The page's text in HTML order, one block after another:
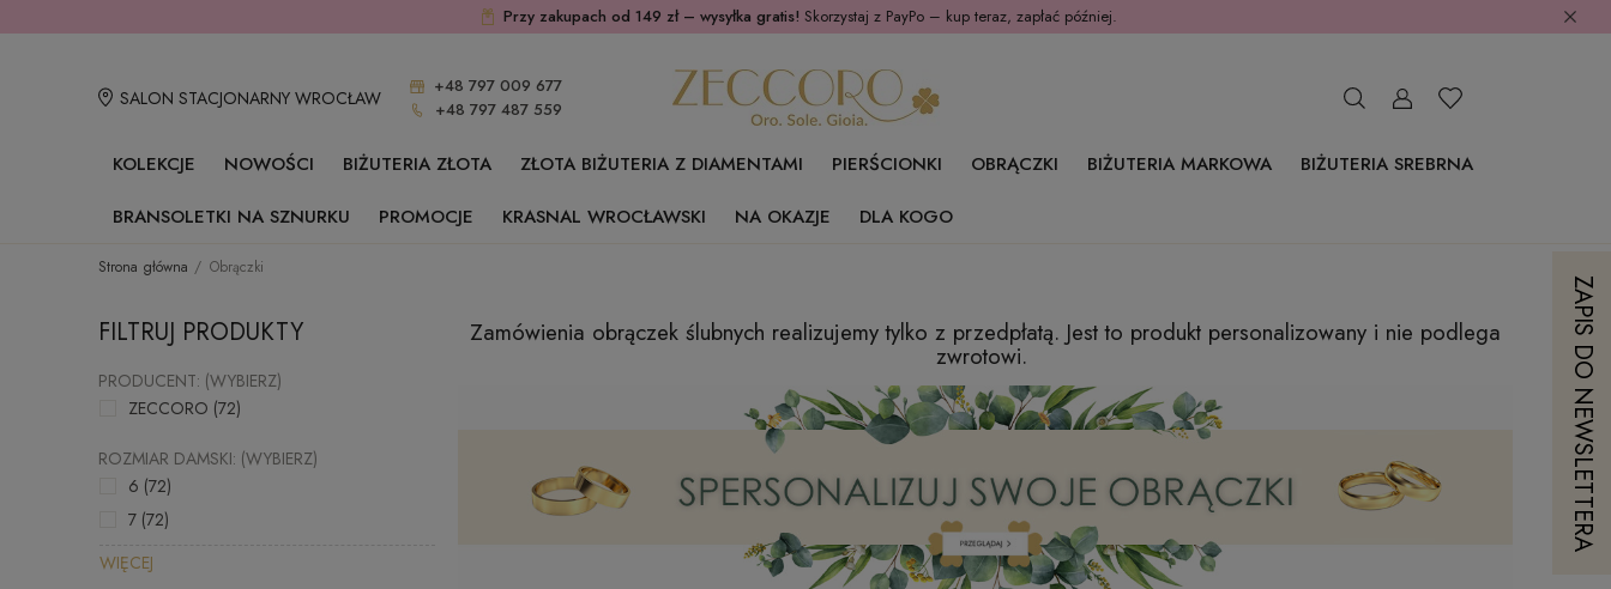
Przy zakupach od 149 zł – wysyłka gratis! Skorzystaj z PayPo – kup teraz, zapłać później.
SALON STACJONARNY WROCŁAW
+48 797 009 677
+48 797 487 559
KOLEKCJE NOWOŚCI BIŻUTERIA ZŁOTA ZŁOTA BIŻUTERIA Z DIAMENTAMI PIERŚCIONKI OBRĄCZKI BIŻUTERIA MARKOWA
BIŻUTERIA SREBRNA
BRANSOLETKI NA SZNURKU
PROMOCJE KRASNAL WROCŁAWSKI NA OKAZJE DLA KOGO
Strona główna Obrączki
FILTRUJ PRODUKTY
PRODUCENT: (WYBIERZ)
ZECCORO (72)
ROZMIAR DAMSKI: (WYBIERZ)
6 (72)
7 (72)
WIĘCEJ
Zamówienia obrączek ślubnych realizujemy tylko z przedpłatą. Jest to produkt personalizowany i nie podlega
zwrotowi. ZAPIS DO NEWSLETTERA